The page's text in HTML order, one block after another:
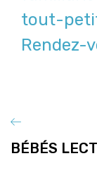
tout-
Rendez-
BÉBÉS